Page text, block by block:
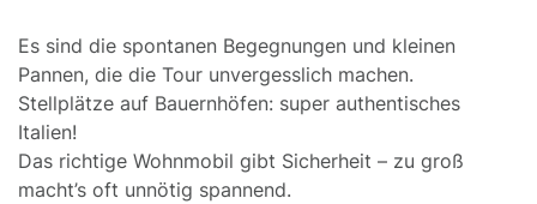
Es sind die spontanen Begegnungen und kleinen
Pannen, die die Tour unvergesslich machen.
Stellplätze auf Bauernhöfen: super authentisches
Italien!
Das richtige Wohnmobil gibt Sicherheit – zu groß
macht’s oft unnötig spannend.